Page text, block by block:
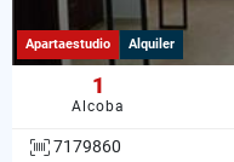
Apartaestudio Alquiler
1
Alcoba
7179860